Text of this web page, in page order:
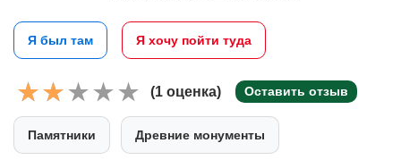
Я был там Я хочу пойти туда
(1 оценка) Оставить отзыв
Памятники Древние монументы